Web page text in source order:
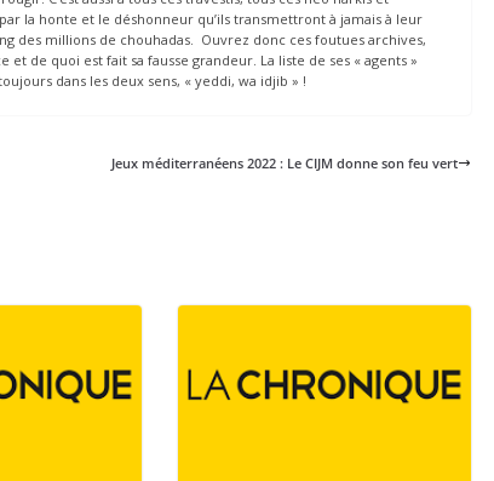
la honte et le déshonneur qu’ils transmettront à jamais à leur
des millions de chouhadas. Ouvrez donc ces foutues archives,
de quoi est fait sa fausse grandeur. La liste de ses « agents »
dans les deux sens, « yeddi, wa idjib » !
Jeux méditerranéens 2022 : Le CIJM donne son feu vert